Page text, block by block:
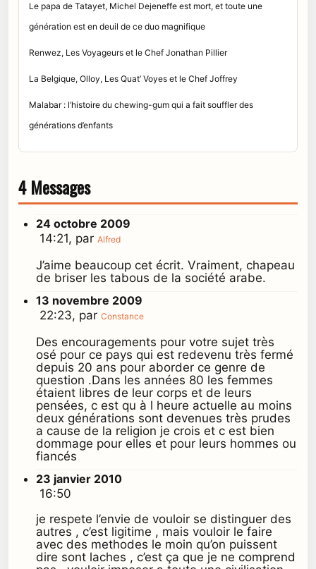
Le papa de Tatayet, Michel Dejeneffe est mort, et toute une
génération est en deuil de ce duo magnifique
Renwez, Les Voyageurs et le Chef Jonathan Pillier
La Belgique, Olloy, Les Quat’ Voyes et le Chef Joffrey
Malabar : l’histoire du chewing-gum qui a fait souffler des
générations d’enfants
4 Messages
24 octobre 2009
14:21, par Alfred
J’aime beaucoup cet écrit. Vraiment, chapeau
de briser les tabous de la société arabe.
13 novembre 2009
22:23, par Constance
Des encouragements pour votre sujet très
osé pour ce pays qui est redevenu très fermé
depuis 20 ans pour aborder ce genre de
question .Dans les années 80 les femmes
étaient libres de leur corps et de leurs
pensées, c est qu à l heure actuelle au moins
deux générations sont devenues très prudes
a cause de la religion je crois et c est bien
dommage pour elles et pour leurs hommes ou
fiancés
23 janvier 2010
16:50
je respete l’envie de vouloir se distinguer des
autres , c’est ligitime , mais vouloir le faire
avec des methodes le moin qu’on puissent
dire sont laches , c’est ça que je ne comprend